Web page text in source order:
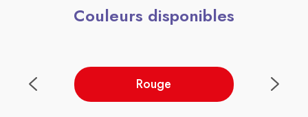
Couleurs disponibles
Rouge